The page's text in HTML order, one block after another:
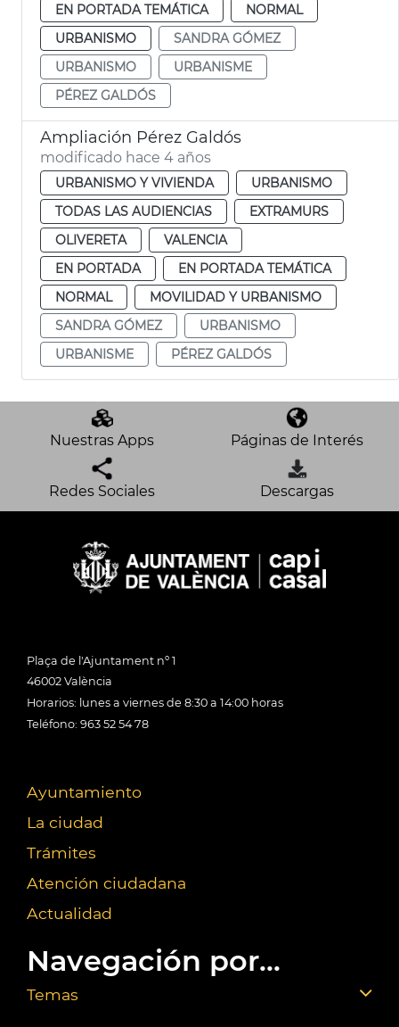
EN PORTADA TEMÁTICA
NORMAL
URBANISMO
SANDRA GÓMEZ
URBANISMO
URBANISME
PÉREZ GALDÓS
Ampliación Pérez Galdós
modificado hace 4 años
URBANISMO Y VIVIENDA
URBANISMO
TODAS LAS AUDIENCIAS
EXTRAMURS
OLIVERETA
VALENCIA
EN PORTADA
EN PORTADA TEMÁTICA
NORMAL
MOVILIDAD Y URBANISMO
SANDRA GÓMEZ
URBANISMO
URBANISME
PÉREZ GALDÓS
Nuestras Apps Páginas de Interés
Redes Sociales Descargas
Plaça de l'Ajuntament nº 1
46002 València
Horarios: lunes a viernes de 8:30 a 14:00 horas
Teléfono: 963 52 54 78
Ayuntamiento
La ciudad
Trámites
Atención ciudadana
Actualidad
Navegación por...
Temas